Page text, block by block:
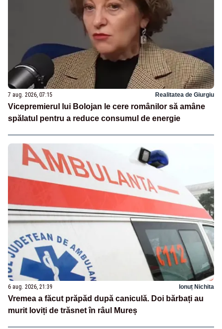
7 aug. 2026, 07:15 Realitatea de Giurgiu
Vicepremierul lui Bolojan le cere românilor să amâne
spălatul pentru a reduce consumul de energie
6 aug. 2026, 21:39 Ionuț Nichita
Vremea a făcut prăpăd după caniculă. Doi bărbați au
murit loviți de trăsnet în râul Mureș